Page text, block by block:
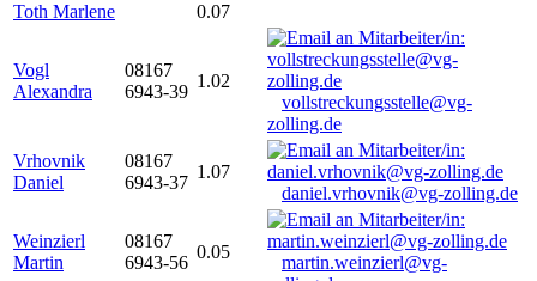
Toth Marlene
0.07
Vogl
Alexandra
08167
6943-39
1.02
vollstreckungsstelle@vg-
zolling.de
Vrhovnik
Daniel
08167
6943-37
1.07
daniel.vrhovnik@vg-zolling.de
Weinzierl
Martin
08167
6943-56
0.05
martin.weinzierl@vg-